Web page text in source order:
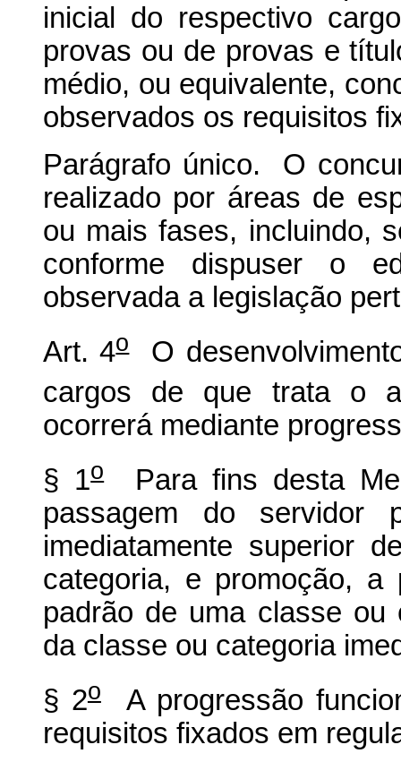
inicial do respectivo
provas ou de provas e
médio, ou equivalente,
observados os requisitos
Parágrafo único. O
realizado por áreas de
ou mais fases, incluindo,
conforme dispuser o
observada a legislação
Art. 4oO
cargos de que trata o
ocorrerá mediante
§ 1oPara fins desta
passagem do servidor
imediatamente superior
categoria, e promoção, a
padrão de uma classe ou
da classe ou categoria
§ 2oA progressão
requisitos fixados em